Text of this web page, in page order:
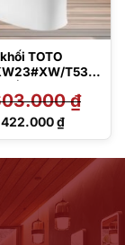
TOTO
T53P1
₫
Giá
50.603.000 ₫.
₫
Giá
35.422.000 ₫.